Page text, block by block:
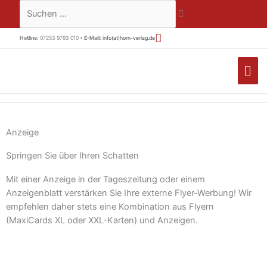
springen
Suchen …
Hotline: 07253 9793 010 • E-Mail: info(at)horn-verlag.de
Anzeige
Springen Sie über Ihren Schatten
Mit einer Anzeige in der Tageszeitung oder einem
Anzeigenblatt verstärken Sie Ihre externe Flyer-Werbung! Wir
empfehlen daher stets eine Kombination aus Flyern
(MaxiCards XL oder XXL-Karten) und Anzeigen.